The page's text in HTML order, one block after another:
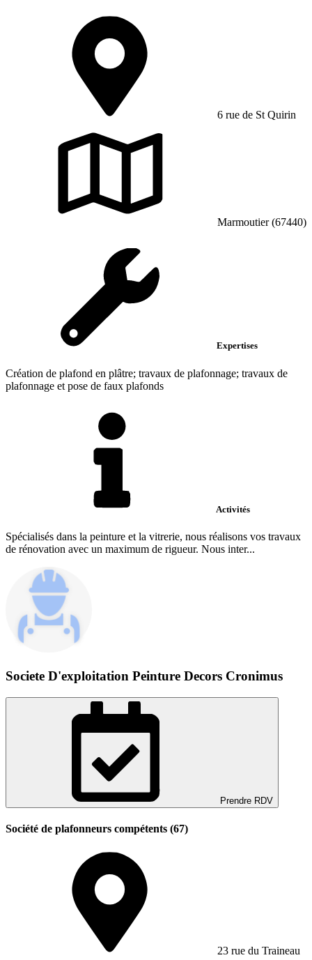
6 rue de St Quirin
Marmoutier (67440)
Expertises
Création de plafond en plâtre; travaux de plafonnage; travaux de
plafonnage et pose de faux plafonds
Activités
Spécialisés dans la peinture et la vitrerie, nous réalisons vos travaux
de rénovation avec un maximum de rigueur. Nous inter...
Societe D'exploitation Peinture Decors Cronimus
Prendre RDV
Société de plafonneurs compétents (67)
23 rue du Traineau